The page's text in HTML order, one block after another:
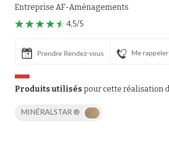
Entreprise AF-Aménagements
4,5/5
Prendre Rendez-vous Me rappeler
Produits utilisés pour cette réalisation
MINÉRALSTAR ®